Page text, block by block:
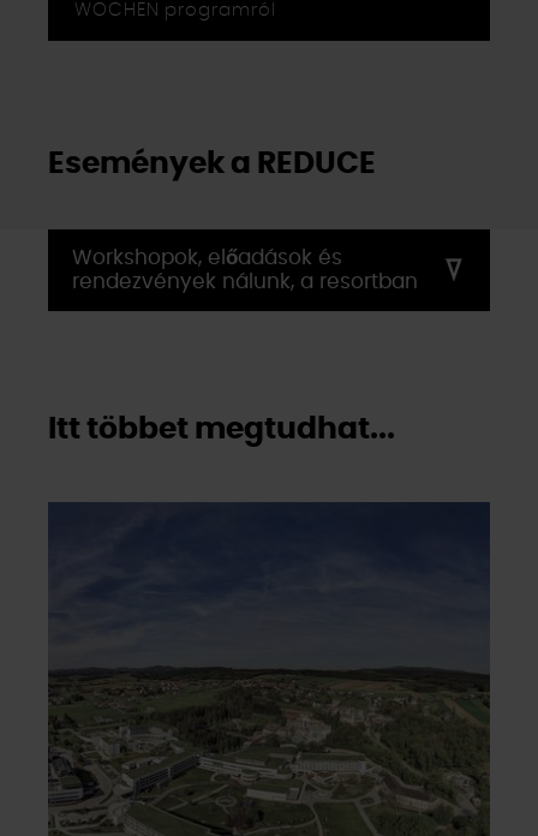
WOCHEN programról
Események a REDUCE
Workshopok, előadások és
rendezvények nálunk, a resortban
Itt többet megtudhat...